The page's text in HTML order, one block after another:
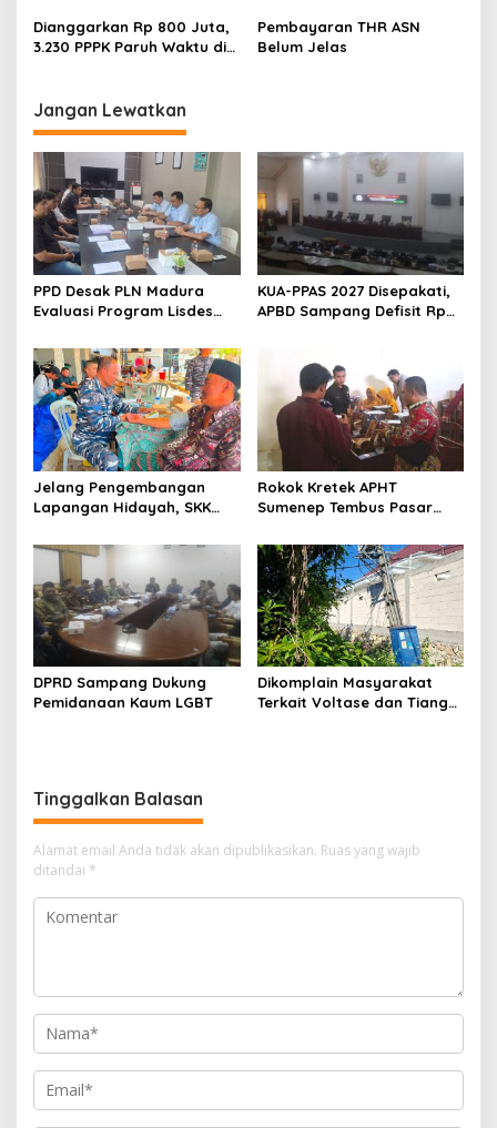
Dianggarkan Rp 800 Juta,
3.230 PPPK Paruh Waktu di
Pembayaran THR ASN
Belum Jelas
Jangan Lewatkan
PPD Desak PLN Madura
Evaluasi Program Lisdes
KUA-PPAS 2027 Disepakati,
APBD Sampang Defisit Rp
Jelang Pengembangan
Lapangan Hidayah, SKK
Perkuat Sinergi dengan
Nelayan Sampang
Rokok Kretek APHT
Sumenep Tembus Pasar
DPRD Sampang Dukung
Pemidanaan Kaum LGBT
Dikomplain Masyarakat
Terkait Voltase dan Tiang
Tinggalkan Balasan
Alamat email Anda tidak akan dipublikasikan. Ruas yang wajib
ditandai *